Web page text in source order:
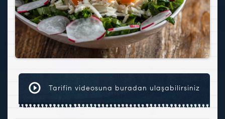
Tarifin videosuna buradan ulaşabilirsiniz